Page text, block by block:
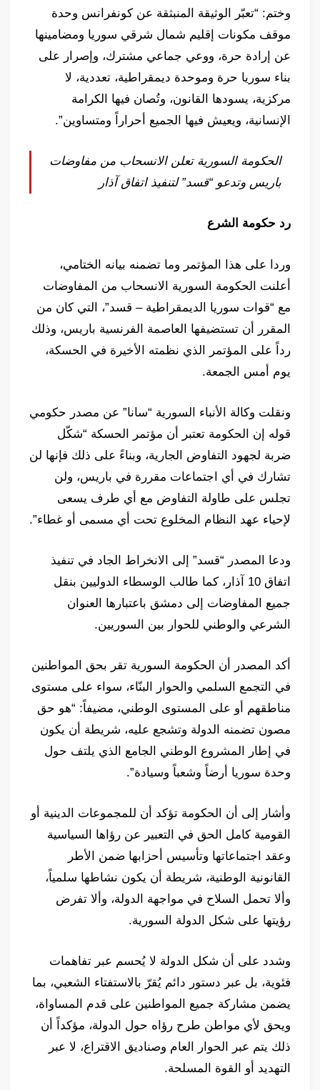
وختم: “تعبّر الوثيقة المنبثقة عن كونفرانس وحدة
موقف مكونات إقليم شمال شرقي سوريا ومضامينها
عن إرادة حرة، ووعي جماعي مشترك، وإصرار على
بناء سوريا حرة وموحدة ديمقراطية، تعددية، لا
مركزية، يسودها القانون، وتُصان فيها الكرامة
الإنسانية، ويعيش فيها الجميع أحراراً ومتساوين”.
الحكومة السورية تعلن الانسحاب من مفاوضات
باريس وتدعو “قسد” لتنفيذ اتفاق آذار
رد حكومة الشرع
وردا على هذا المؤتمر وما تضمنه بيانه الختامي،
أعلنت الحكومة السورية الانسحاب من المفاوضات
مع “قوات سوريا الديمقراطية – قسد”، التي كان من
المقرر أن تستضيفها العاصمة الفرنسية باريس، وذلك
رداً على المؤتمر الذي نظمته الأخيرة في الحسكة،
يوم أمس الجمعة.
ونقلت وكالة الأنباء السورية “سانا” عن مصدر حكومي
قوله إن الحكومة تعتبر أن مؤتمر الحسكة “شكّل
ضربة لجهود التفاوض الجارية، وبناءً على ذلك فإنها لن
تشارك في أي اجتماعات مقررة في باريس، ولن
تجلس على طاولة التفاوض مع أي طرف يسعى
لإحياء عهد النظام المخلوع تحت أي مسمى أو غطاء”.
ودعا المصدر “قسد” إلى الانخراط الجاد في تنفيذ
اتفاق 10 آذار، كما طالب الوسطاء الدوليين بنقل
جميع المفاوضات إلى دمشق باعتبارها العنوان
الشرعي والوطني للحوار بين السوريين.
أكد المصدر أن الحكومة السورية تقر بحق المواطنين
في التجمع السلمي والحوار البنّاء، سواء على مستوى
مناطقهم أو على المستوى الوطني، مضيفاً: “هو حق
مصون تضمنه الدولة وتشجع عليه، شريطة أن يكون
في إطار المشروع الوطني الجامع الذي يلتف حول
وحدة سوريا أرضاً وشعباً وسيادة”.
وأشار إلى أن الحكومة تؤكد أن للمجموعات الدينية أو
القومية كامل الحق في التعبير عن رؤاها السياسية
وعقد اجتماعاتها وتأسيس أحزابها ضمن الأطر
القانونية الوطنية، شريطة أن يكون نشاطها سلمياً،
وألا تحمل السلاح في مواجهة الدولة، وألا تفرض
رؤيتها على شكل الدولة السورية.
وشدد على أن شكل الدولة لا يُحسم عبر تفاهمات
فئوية، بل عبر دستور دائم يُقرّ بالاستفتاء الشعبي، بما
يضمن مشاركة جميع المواطنين على قدم المساواة،
ويحق لأي مواطن طرح رؤاه حول الدولة، مؤكداً أن
ذلك يتم عبر الحوار العام وصناديق الاقتراع، لا عبر
التهديد أو القوة المسلحة.